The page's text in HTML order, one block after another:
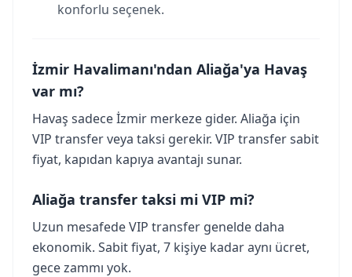
konforlu seçenek.
İzmir Havalimanı'ndan Aliağa'ya Havaş
var mı?
Havaş sadece İzmir merkeze gider. Aliağa için
VIP transfer veya taksi gerekir. VIP transfer sabit
fiyat, kapıdan kapıya avantajı sunar.
Aliağa transfer taksi mi VIP mi?
Uzun mesafede VIP transfer genelde daha
ekonomik. Sabit fiyat, 7 kişiye kadar aynı ücret,
gece zammı yok.